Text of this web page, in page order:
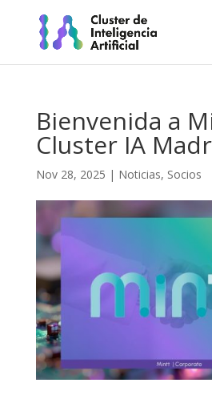
Bienvenida a
Cluster IA
Nov 28, 2025 | Noticias, Socios